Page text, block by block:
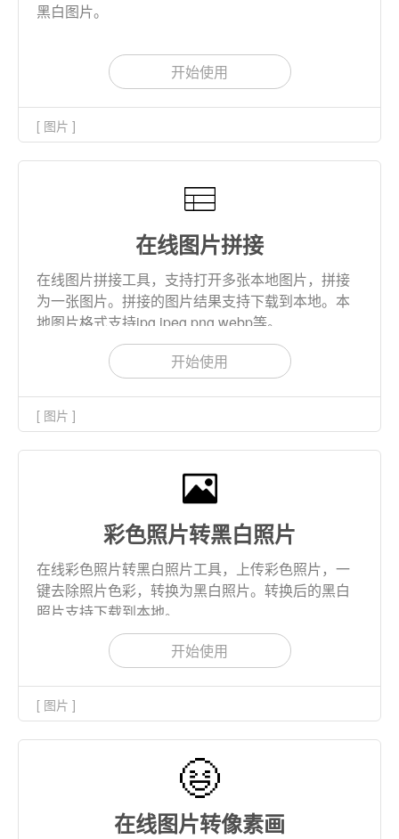
黑白图片。
开始使用
[ 图片 ]
在线图片拼接
在线图片拼接工具，支持打开多张本地图片，拼接
为一张图片。拼接的图片结果支持下载到本地。本
地图片格式支持jpg,jpeg,png,webp等。
开始使用
[ 图片 ]
彩色照片转黑白照片
在线彩色照片转黑白照片工具，上传彩色照片，一
键去除照片色彩，转换为黑白照片。转换后的黑白
照片支持下载到本地。
开始使用
[ 图片 ]
在线图片转像素画